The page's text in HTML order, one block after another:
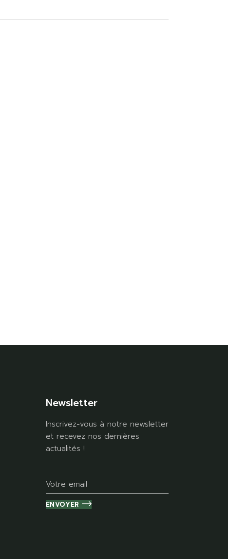
Newsletter
Inscrivez-vous à notre newsletter
et recevez nos dernières
actualités !
ENVOYER